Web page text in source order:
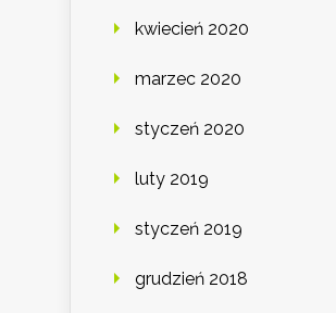
kwiecień 2020
marzec 2020
styczeń 2020
luty 2019
styczeń 2019
grudzień 2018